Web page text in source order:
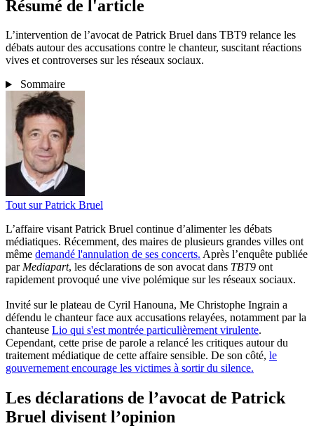
Résumé de l'article
L’intervention de l’avocat de Patrick Bruel dans TBT9 relance les
débats autour des accusations contre le chanteur, suscitant réactions
vives et controverses sur les réseaux sociaux.
Sommaire
Tout surPatrick Bruel
L’affaire visant Patrick Bruel continue d’alimenter les débats
médiatiques. Récemment, des maires de plusieurs grandes villes ont
même demandé l'annulation de ses concerts. Après l’enquête publiée
parMediapart, les déclarations de son avocat dans TBT9 ont
rapidement provoqué une vive polémique sur les réseaux sociaux.
Invité sur le plateau de Cyril Hanouna, Me Christophe Ingrain a
défendu le chanteur face aux accusations relayées, notamment par la
chanteuse Lio qui s'est montrée particulièrement virulente.
Cependant, cette prise de parole a relancé les critiques autour du
traitement médiatique de cette affaire sensible. De son côté, le
gouvernement encourage les victimes à sortir du silence.
Les déclarations de l’avocat de Patrick
Bruel divisent l’opinion